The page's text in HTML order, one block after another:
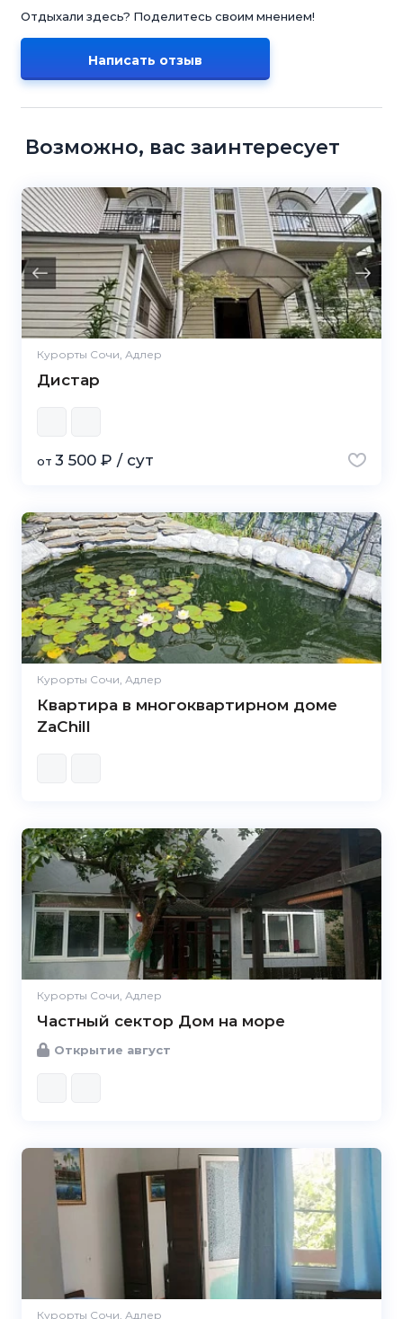
Отдыхали здесь? Поделитесь своим мнением!
Написать отзыв
Возможно, вас заинтересует
Курорты Сочи, Адлер
Дистар
от 3 500 ₽ / сут
Курорты Сочи, Адлер
Квартира в многоквартирном доме
ZaChill
Курорты Сочи, Адлер
Частный сектор Дом на море
Открытие август
Курорты Сочи, Адлер